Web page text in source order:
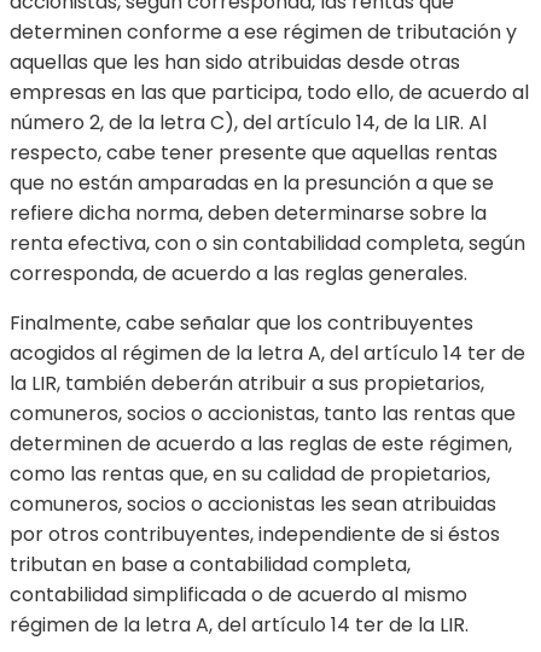
determinen conforme a ese régimen de tributación y
aquellas que les han sido atribuidas desde otras
empresas en las que participa, todo ello, de acuerdo al
número 2, de la letra C), del artículo 14, de la LIR. Al
respecto, cabe tener presente que aquellas rentas
que no están amparadas en la presunción a que se
refiere dicha norma, deben determinarse sobre la
renta efectiva, con o sin contabilidad completa, según
corresponda, de acuerdo a las reglas generales.
Finalmente, cabe señalar que los contribuyentes
acogidos al régimen de la letra A, del artículo 14 ter de
la LIR, también deberán atribuir a sus propietarios,
comuneros, socios o accionistas, tanto las rentas que
determinen de acuerdo a las reglas de este régimen,
como las rentas que, en su calidad de propietarios,
comuneros, socios o accionistas les sean atribuidas
por otros contribuyentes, independiente de si éstos
tributan en base a contabilidad completa,
contabilidad simplificada o de acuerdo al mismo
régimen de la letra A, del artículo 14 ter de la LIR.